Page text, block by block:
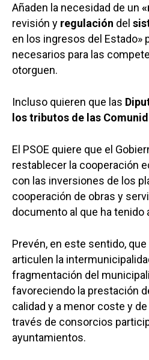
Añaden la necesidad de un
revisión y regulación del
en los ingresos del Estado»
necesarios para las
otorguen.
Incluso quieren que las
los tributos de las
El PSOE quiere que el
restablecer la cooperación
con las inversiones de los
cooperación de obras y
documento al que ha tenido
Prevén, en este sentido,
articulen la
fragmentación del
favoreciendo la prestación
calidad y a menor coste y
través de consorcios
ayuntamientos.